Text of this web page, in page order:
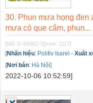
30. Phun mưa họng đen
mưa có que cắm, phun...
[Mã: G-56962-3][xem: 1117]
[Nhãn hiệu: Politiv Isarel - Xuất
[Nơi bán: Hà Nội]
2022-10-06 10:52:59]